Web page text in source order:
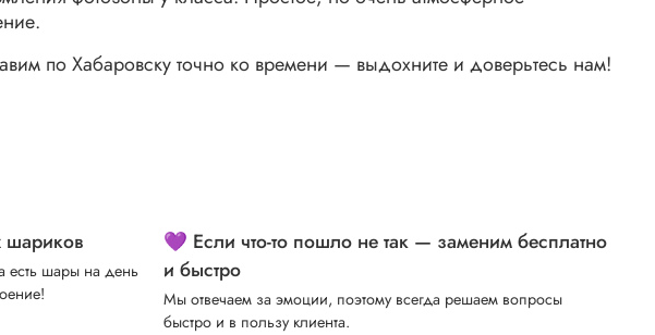
по Хабаровску точно ко времени — выдохните и доверьтесь нам!
шариков
есть шары на день
💜 Если что-то пошло не так — заменим бесплатно
и быстро
Мы отвечаем за эмоции, поэтому всегда решаем вопросы
быстро и в пользу клиента.